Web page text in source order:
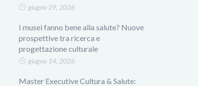
giugno 29, 2026
I musei fanno bene alla salute? Nuove
prospettive tra ricerca e
progettazione culturale
giugno 14, 2026
Master Executive Cultura & Salute: